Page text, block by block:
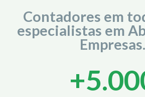
Contadores em
especialistas em
Empresas.
+